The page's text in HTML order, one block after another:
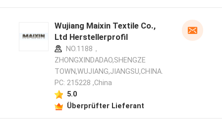
Wujiang Maixin Textile Co.,
Ltd Herstellerprofil
NO.1188，
ZHONGXINDADAO,SHENGZE
TOWN,WUJIANG,JIANGSU,CHINA.
PC: 215228 ,China
5.0
Überprüfter Lieferant